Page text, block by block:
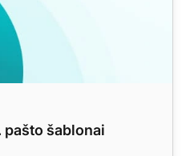
šablonai